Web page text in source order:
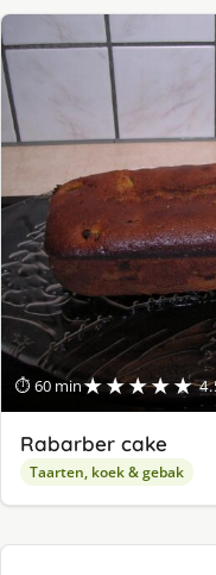
⏱ 60 min★★★★★
Rabarber cake
Taarten, koek & gebak